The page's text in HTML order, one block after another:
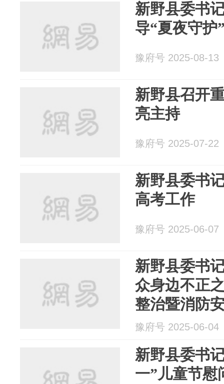
新野县委书
导“夏夜守护
豫府号 2025-08-13
新野县召开
亮主持
豫府号 2025-07-22
新野县委书
高考工作
豫府号 2025-06-07
新野县委书
众身边不正
整治暨消防
豫府号 2025-06-04
新野县委书
一”儿童节慰